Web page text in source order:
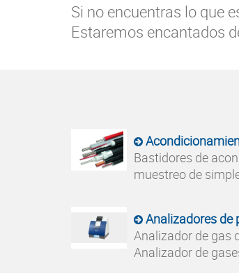
Si no encuentras lo que
Estaremos encantados
Bastidores de
muestreo de
Analizadores de
Analizador de gas
Analizador de